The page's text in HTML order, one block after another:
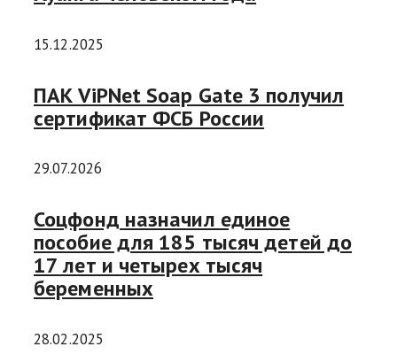
15.12.2025
ПАК ViPNet Soap Gate 3 получил
сертификат ФСБ России
29.07.2026
Соцфонд назначил единое
пособие для 185 тысяч детей до
17 лет и четырех тысяч
беременных
28.02.2025